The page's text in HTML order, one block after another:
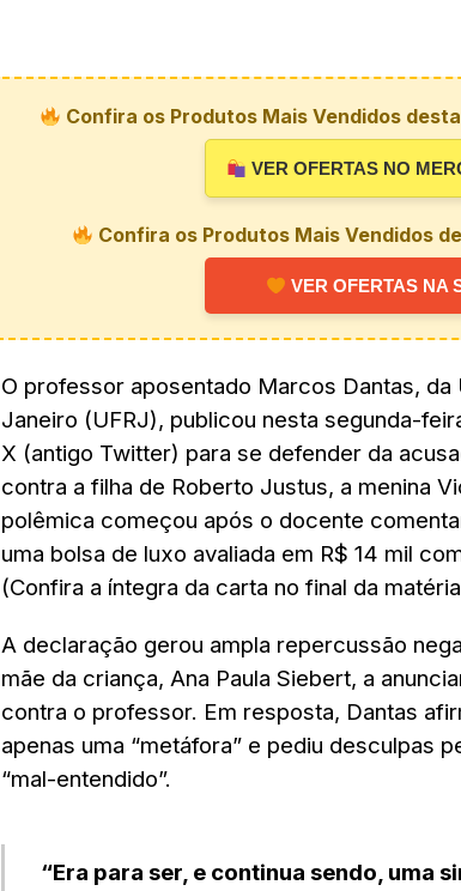
Confira os Produtos Mais Vendidos
VER OFERTAS NO
Confira os Produtos Mais Vendidos
VER OFERTAS NA
O professor aposentado Marcos Dantas, da
Janeiro (UFRJ), publicou nesta segunda-
X (antigo Twitter) para se defender da
contra a filha de Roberto Justus, a menina
polêmica começou após o docente
uma bolsa de luxo avaliada em R$ 14 mil
(Confira a íntegra da carta no final da
A declaração gerou ampla repercussão
mãe da criança, Ana Paula Siebert, a
contra o professor. Em resposta, Dantas
apenas uma “metáfora” e pediu desculpas
“mal-entendido”.
“Era para ser, e continua sendo, uma